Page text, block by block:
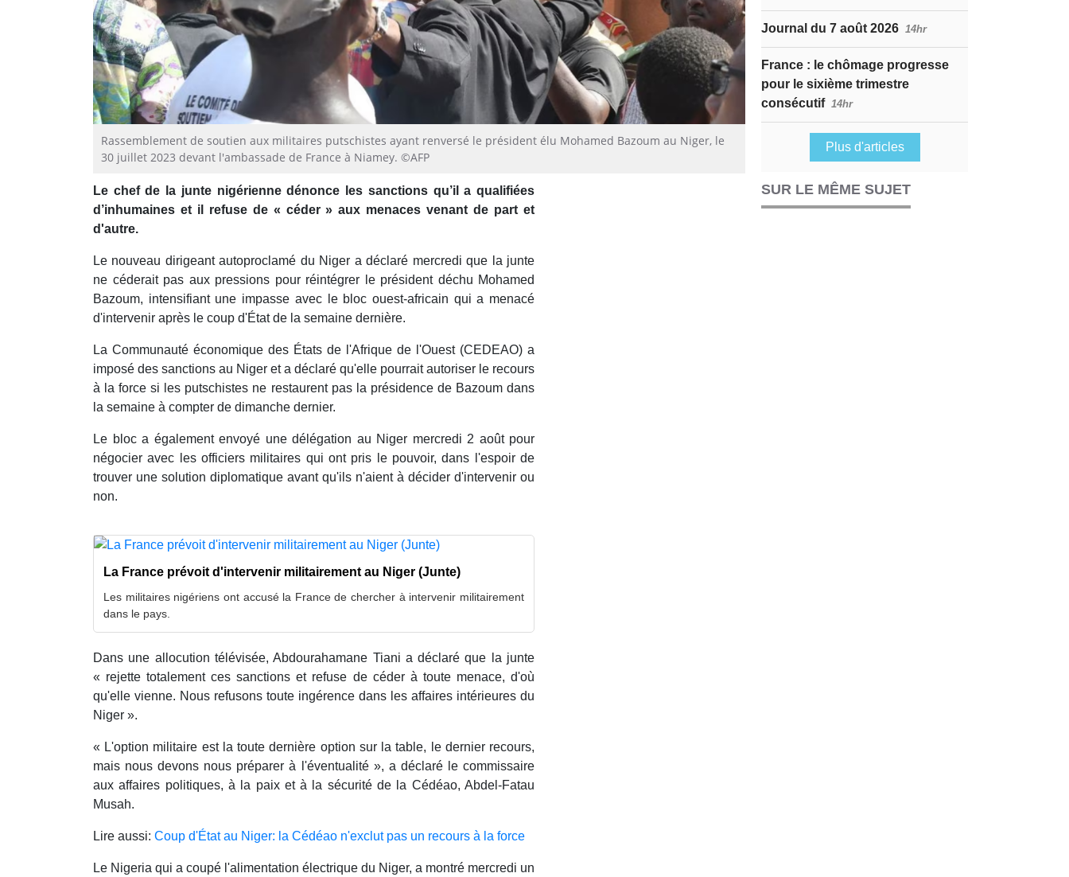
Rassemblement de soutien aux militaires putschistes ayant renversé le président élu Mohamed Bazoum au Niger, le
30 juillet 2023 devant l'ambassade de France à Niamey. ©AFP
Le chef de la junte nigérienne dénonce les sanctions qu’il a qualifiées
d’inhumaines et il refuse de « céder » aux menaces venant de part et
d'autre.
Le nouveau dirigeant autoproclamé du Niger a déclaré mercredi que la junte
ne céderait pas aux pressions pour réintégrer le président déchu Mohamed
Bazoum, intensifiant une impasse avec le bloc ouest-africain qui a menacé
d'intervenir après le coup d'État de la semaine dernière.
La Communauté économique des États de l'Afrique de l'Ouest (CEDEAO) a
imposé des sanctions au Niger et a déclaré qu'elle pourrait autoriser le recours
à la force si les putschistes ne restaurent pas la présidence de Bazoum dans
la semaine à compter de dimanche dernier.
Le bloc a également envoyé une délégation au Niger mercredi 2 août pour
négocier avec les officiers militaires qui ont pris le pouvoir, dans l'espoir de
trouver une solution diplomatique avant qu'ils n'aient à décider d'intervenir ou
non.
La France prévoit d'intervenir militairement au Niger (Junte)
Les militaires nigériens ont accusé la France de chercher à intervenir militairement
dans le pays.
Dans une allocution télévisée, Abdourahamane Tiani a déclaré que la junte
« rejette totalement ces sanctions et refuse de céder à toute menace, d'où
qu'elle vienne. Nous refusons toute ingérence dans les affaires intérieures du
Niger ».
« L'option militaire est la toute dernière option sur la table, le dernier recours,
mais nous devons nous préparer à l'éventualité », a déclaré le commissaire
aux affaires politiques, à la paix et à la sécurité de la Cédéao, Abdel-Fatau
Musah.
Lire aussi: Coup d'État au Niger: la Cédéao n'exclut pas un recours à la force
Le Nigeria qui a coupé l'alimentation électrique du Niger, a montré mercredi un
Journal du 7 août 2026 14hr
France : le chômage progresse
pour le sixième trimestre
consécutif 14hr
Plus d'articles
SUR LE MÊME SUJET